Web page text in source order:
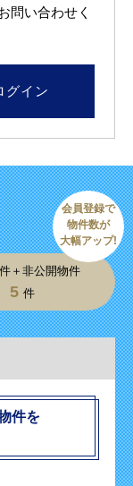
問い合わせく
グイン
＋非公開物件
5 件
会員登録で
物件数が
大幅アップ!
件を